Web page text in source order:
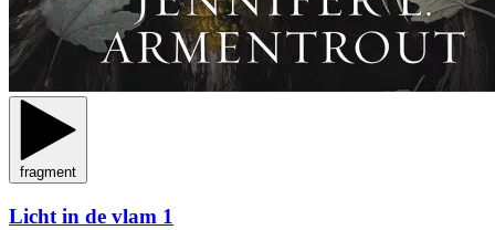
fragment
Licht in de vlam 1